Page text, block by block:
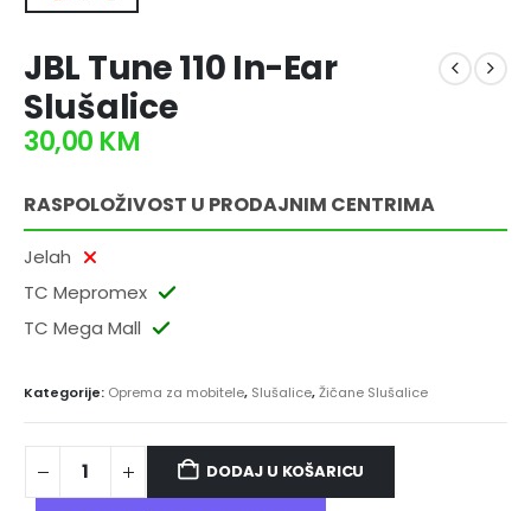
JBL Tune 110 In-Ear
Slušalice
30,00 KM
RASPOLOŽIVOST U PRODAJNIM CENTRIMA
Jelah
TC Mepromex
TC Mega Mall
Kategorije: Oprema za mobitele, Slušalice,Žičane Slušalice
DODAJ U KOŠARICU